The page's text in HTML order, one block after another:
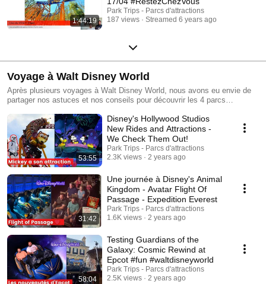
1:44:19
Park Trips - Parcs d'attractions
187 views
Streamed 6 years ago
Voyage à Walt Disney World
Après plusieurs voyages à Walt Disney World, nous avons eu envie de
partager nos astuces et nos conseils pour découvrir les 4 parcs
Epcot, nous vous emmenons à la découverte des meilleures attractions.
Pour Blizzard Beach et Typhoon Lagoon, nous vous invitons à faire les
meilleurs toboggans. Avec près de 25 hôtels, nous vous donnerons nos
coups de cœur et ce qui nous a déplu pour préparer au mieux votre
voyage à Orlando. De la réservation de votre billet d’avion, à l’utilisation
des Magic bands, vous connaîtrez tous les secrets pour un séjour de
rêve dans l’endroit le plus magique au monde. Et si vous souhaitez
utiliser des fastpass, nous vous expliquons le système ainsi que les
attractions sur lesquelles vous devrez réserver. Avec de nombreux
restaurants, nos critiques vous permettront de réserver aux meilleurs
endroits.
53:55
Disney's Hollywood Studios
New Rides and Attractions -
We Check Them Out!
Park Trips - Parcs d'attractions
2.3K views
2 years ago
31:42
Une journée à Disney's Animal
Kingdom - Avatar Flight Of
Passage - Expedition Everest
Park Trips - Parcs d'attractions
1.6K views
2 years ago
58:04
Testing Guardians of the
Galaxy: Cosmic Rewind at
Epcot #fun #waltdisneyworld
Park Trips - Parcs d'attractions
2.5K views
2 years ago